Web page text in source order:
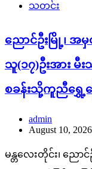
သတင်း
ညောင်ဦးမြို့၊
သူ(၁၇)ဦးအား
စခန်းသို့ကူညီရွှေ့ပြ
admin
August 10, 2026
မန္တလေးတိုင်း၊ ညေ